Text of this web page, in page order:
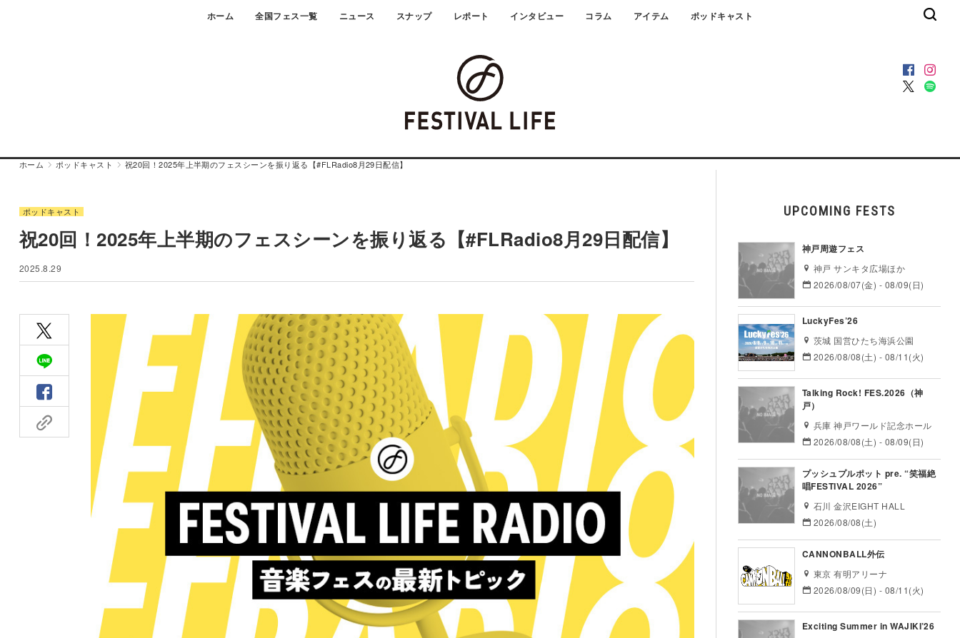
ホーム 全国フェス一覧 ニュース スナップ レポート インタビュー コラム アイテム ポッドキャスト
ホーム ポッドキャスト 祝20回！2025年上半期のフェスシーンを振り返る【#FLRadio8月29日配信】
ポッドキャスト
祝20回！2025年上半期のフェスシーンを振り返る【#FLRadio8月29日配信】
2025.8.29
UPCOMING FESTS
神戸周遊フェス
神戸 サンキタ広場ほか
2026/08/07(金) - 08/09(日)
LuckyFes’26
茨城 国営ひたち海浜公園
2026/08/08(土) - 08/11(火)
Talking Rock! FES.2026（神
戸）
兵庫 神戸ワールド記念ホール
2026/08/08(土) - 08/09(日)
プッシュプルポット pre. “笑福絶
唱FESTIVAL 2026”
石川 金沢EIGHT HALL
2026/08/08(土)
CANNONBALL外伝
東京 有明アリーナ
2026/08/09(日) - 08/11(火)
Exciting Summer in WAJIKI’26